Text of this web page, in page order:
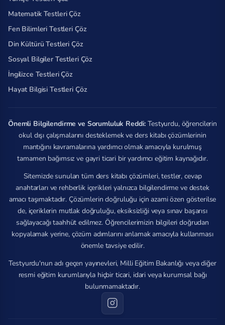
Matematik Testleri Çöz
Fen Bilimleri Testleri Çöz
Din Kültürü Testleri Çöz
Sosyal Bilgiler Testleri Çöz
İngilizce Testleri Çöz
Hayat Bilgisi Testleri Çöz
Önemli Bilgilendirme ve Sorumluluk Reddi: Testyurdu, öğrencilerin
okul dışı çalışmalarını desteklemek ve ders kitabı çözümlerinin
mantığını kavramalarına yardımcı olmak amacıyla kurulmuş
tamamen bağımsız ve gayri ticari bir yardımcı eğitim kaynağıdır.
Sitemizde sunulan tüm ders kitabı çözümleri, testler, cevap
anahtarları ve rehberlik içerikleri yalnızca bilgilendirme ve destek
amacı taşımaktadır. Çözümlerin doğruluğu için azami özen gösterilse
de, içeriklerin mutlak doğruluğu, eksiksizliği veya sınav başarısı
sağlayacağı taahhüt edilmez. Öğrencilerimizin bilgileri doğrudan
kopyalamak yerine, çözüm adımlarını anlamak amacıyla kullanması
önemle tavsiye edilir.
Testyurdu'nun adı geçen yayınevleri, Milli Eğitim Bakanlığı veya diğer
resmi eğitim kurumlarıyla hiçbir ticari, idari veya kurumsal bağı
bulunmamaktadır.